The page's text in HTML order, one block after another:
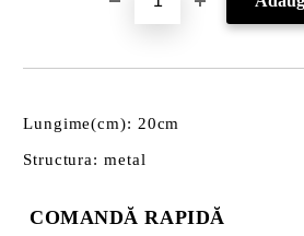
Lungime(cm): 20cm
Structura: metal
COMANDĂ RAPIDĂ